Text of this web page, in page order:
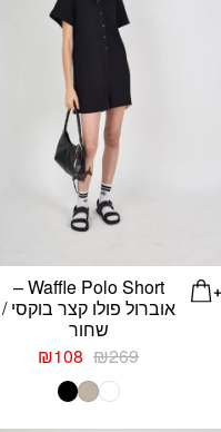
Waffle Polo Short –
אוברול פולו קצר בוקסי /
שחור
₪269
המחיר
המקורי
היה:
₪108
המחיר